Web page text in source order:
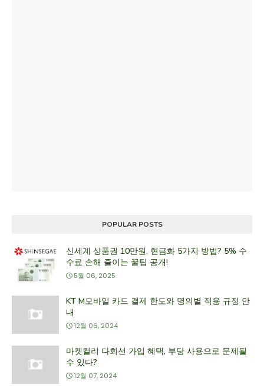
POPULAR POSTS
신세계 상품권 10만원, 현금화 5가지 방법? 5% 수
수료 손해 줄이는 꿀팁 공개!
5월 06, 2025
KT M모바일 카드 결제 한도와 명의별 적용 규정 안
내
12월 06, 2024
마켓컬리 다회선 가입 혜택, 부당 사용으로 문제될
수 있다?
12월 07, 2024